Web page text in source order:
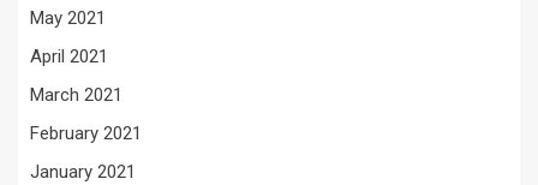
May 2021
April 2021
March 2021
February 2021
January 2021